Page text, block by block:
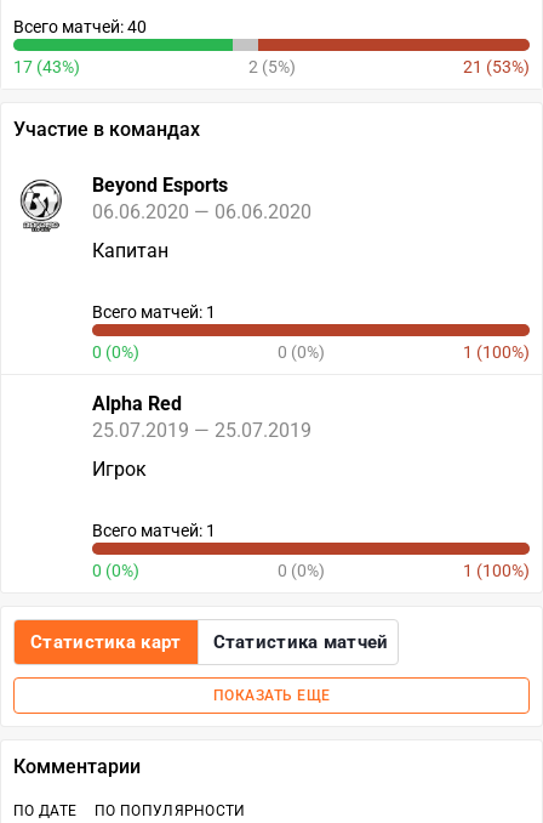
Всего матчей: 40
17 (43%) 2 (5%) 21 (53%)
Участие в командах
Beyond Esports
06.06.2020 — 06.06.2020
Капитан
Всего матчей: 1
0 (0%) 0 (0%) 1 (100%)
Alpha Red
25.07.2019 — 25.07.2019
Игрок
Всего матчей: 1
0 (0%) 0 (0%) 1 (100%)
Статистика карт Статистика матчей
ПОКАЗАТЬ ЕЩЕ
Комментарии
ПО ДАТЕ ПО ПОПУЛЯРНОСТИ